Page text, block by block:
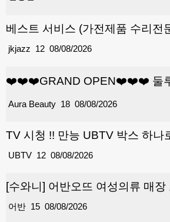
베스트 서비스 (가전제품 수리전
12
jkjazz 08/08/2026
❤️❤️❤️GRAND OPEN❤️❤️❤️ 둘루
18
Aura Beauty 08/08/2026
TV 시청 !! 만능 UBTV 박스 하나
12
UBTV 08/08/2026
[수와니] 어반오뜨 여성의류 매장
15
어반 08/08/2026